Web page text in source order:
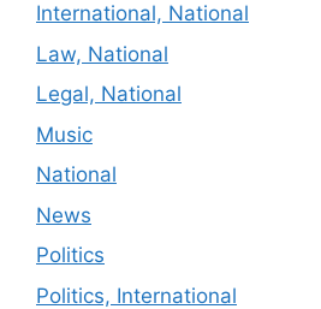
International, National
Law, National
Legal, National
Music
National
News
Politics
Politics, International